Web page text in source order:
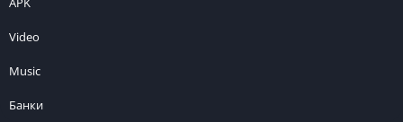
Video
Music
Банки